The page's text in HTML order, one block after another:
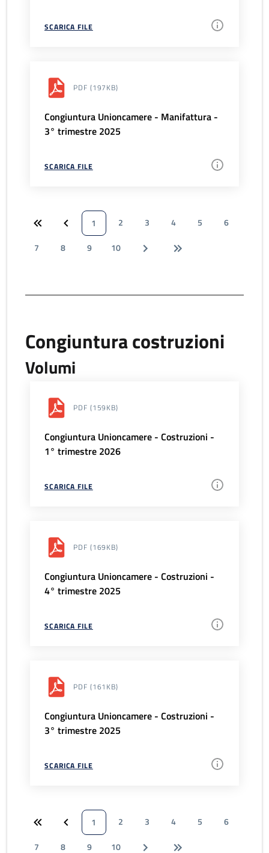
SCARICA FILE
PDF (197KB)
Congiuntura Unioncamere - Manifattura -
3° trimestre 2025
SCARICA FILE
1 2 3 4 5
6
7
8 9 10
Congiuntura costruzioni
Volumi
PDF (159KB)
Congiuntura Unioncamere - Costruzioni -
1° trimestre 2026
SCARICA FILE
PDF (169KB)
Congiuntura Unioncamere - Costruzioni -
4° trimestre 2025
SCARICA FILE
PDF (161KB)
Congiuntura Unioncamere - Costruzioni -
3° trimestre 2025
SCARICA FILE
1 2 3 4 5
6
7
8 9 10